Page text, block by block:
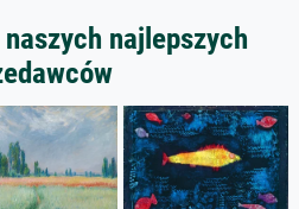
naszych najlepszych